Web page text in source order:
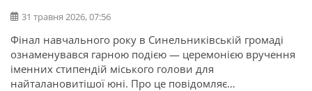
31 травня 2026, 07:56
Фінал навчального року в Синельниківській громаді
ознаменувався гарною подією — церемонією вручення
іменних стипендій міського голови для
найталановитішої юні. Про це повідомляє